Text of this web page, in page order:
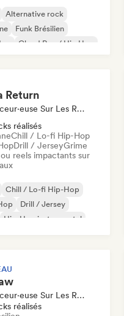
Alternative rock
Funk Brésilien
Cloud Rap / Hip Hop
Return
Influenceur·euse Sur Les Réseaux Sociaux
réalisés
Chill / Lo-fi Hip-Hop
Drill / JerseyGrime
reels impactants sur
Chill / Lo-fi Hip-Hop
Drill / Jersey
Hip-Hop instrumental
Influenceur·euse Sur Les Réseaux Sociaux
réalisés